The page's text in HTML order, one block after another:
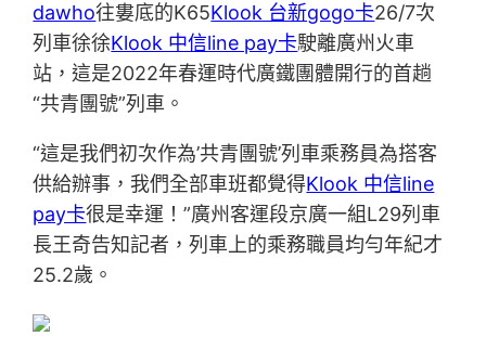
dawho往婁底的K65Klook 台新gogo卡26/7次
列車徐徐Klook 中信line pay卡駛離廣州火車
站，這是2022年春運時代廣鐵團體開行的首趟
“共青團號”列車。
“這是我們初次作為’共青團號’列車乘務員為搭客
供給辦事，我們全部車班都覺得Klook 中信line
pay卡很是幸運！”廣州客運段京廣一組L29列車
長王奇告知記者，列車上的乘務職員均勻年紀才
25.2歲。